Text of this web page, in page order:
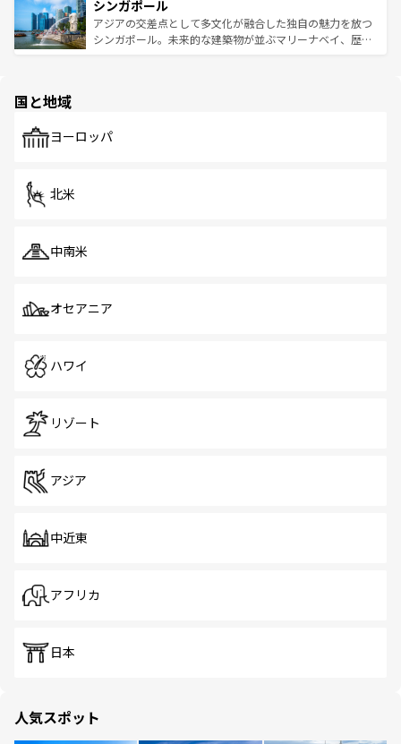
参照してほしい。
激する。気候は一年中温暖で、どの季節にも異なる楽しみ
が待っている。親しみやすいタイの人々、仏教を中心とし
た文化、そして多様な観光資源が、訪れる旅人を魅了し続
み、どこを訪れても感動するはず。観光スポットが密集し
ており、効率よく見どころを回れるのも魅力。息をのむよ
うな絶景から文化的な体験まで、香港を存分に楽しみ尽く
シンガポール
アジアの交差点として多文化が融合した独自の魅力を放つ
シンガポール。未来的な建築物が並ぶマリーナベイ、歴史
で、ホーカーズは地元の風情を楽しめる外せないスポット
国と地域
ヨーロッパ
北米
中南米
オセアニア
ハワイ
リゾート
アジア
中近東
アフリカ
日本
人気スポット